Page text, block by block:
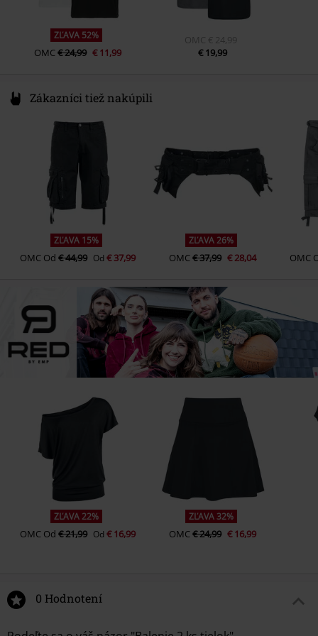
ZĽAVA 52%
OMC€ 24,99 € 11,99
OMC € 24,99
€ 19,99
Zákazníci tiež nakúpili
ZĽAVA 15%
OMC Od€ 44,99 Od€ 37,99
ZĽAVA 26%
OMC€ 37,99 € 28,04 OMC
ZĽAVA 22%
OMC Od€ 21,99 Od€ 16,99
ZĽAVA 32%
OMC€ 24,99 € 16,99
0 Hodnotení